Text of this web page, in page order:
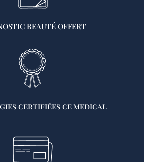
BEAUTÉ OFFERT
CERTIFIÉES CE MEDICAL